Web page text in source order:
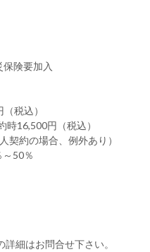
険要加入
税込）
16,500円（税込）
約の場合、例外あり）
50％
細はお問合せ下さい。